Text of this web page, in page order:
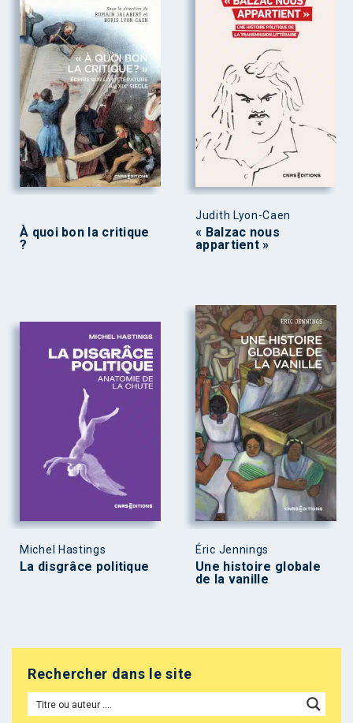
À quoi bon la critique
?
Judith Lyon-Caen
« Balzac nous
appartient »
Michel Hastings
La disgrâce politique
Éric Jennings
Une histoire globale
de la vanille
Rechercher dans le site